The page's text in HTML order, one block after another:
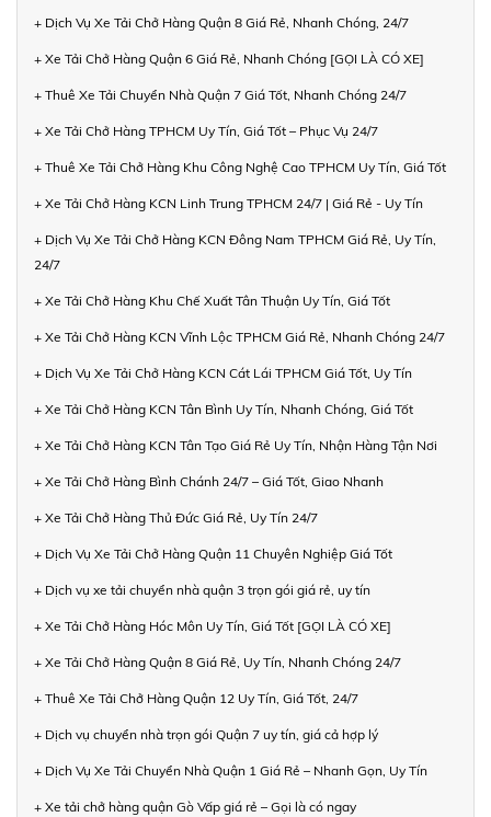
+ Dịch Vụ Xe Tải Chở Hàng Quận 8 Giá Rẻ, Nhanh Chóng, 24/7
+ Xe Tải Chở Hàng Quận 6 Giá Rẻ, Nhanh Chóng [GỌI LÀ CÓ XE]
+ Thuê Xe Tải Chuyển Nhà Quận 7 Giá Tốt, Nhanh Chóng 24/7
+ Xe Tải Chở Hàng TPHCM Uy Tín, Giá Tốt – Phục Vụ 24/7
+ Thuê Xe Tải Chở Hàng Khu Công Nghệ Cao TPHCM Uy Tín, Giá Tốt
+ Xe Tải Chở Hàng KCN Linh Trung TPHCM 24/7 | Giá Rẻ - Uy Tín
+ Dịch Vụ Xe Tải Chở Hàng KCN Đông Nam TPHCM Giá Rẻ, Uy Tín,
24/7
+ Xe Tải Chở Hàng Khu Chế Xuất Tân Thuận Uy Tín, Giá Tốt
+ Xe Tải Chở Hàng KCN Vĩnh Lộc TPHCM Giá Rẻ, Nhanh Chóng 24/7
+ Dịch Vụ Xe Tải Chở Hàng KCN Cát Lái TPHCM Giá Tốt, Uy Tín
+ Xe Tải Chở Hàng KCN Tân Bình Uy Tín, Nhanh Chóng, Giá Tốt
+ Xe Tải Chở Hàng KCN Tân Tạo Giá Rẻ Uy Tín, Nhận Hàng Tận Nơi
+ Xe Tải Chở Hàng Bình Chánh 24/7 – Giá Tốt, Giao Nhanh
+ Xe Tải Chở Hàng Thủ Đức Giá Rẻ, Uy Tín 24/7
+ Dịch Vụ Xe Tải Chở Hàng Quận 11 Chuyên Nghiệp Giá Tốt
+ Dịch vụ xe tải chuyển nhà quận 3 trọn gói giá rẻ, uy tín
+ Xe Tải Chở Hàng Hóc Môn Uy Tín, Giá Tốt [GỌI LÀ CÓ XE]
+ Xe Tải Chở Hàng Quận 8 Giá Rẻ, Uy Tín, Nhanh Chóng 24/7
+ Thuê Xe Tải Chở Hàng Quận 12 Uy Tín, Giá Tốt, 24/7
+ Dịch vụ chuyển nhà trọn gói Quận 7 uy tín, giá cả hợp lý
+ Dịch Vụ Xe Tải Chuyển Nhà Quận 1 Giá Rẻ – Nhanh Gọn, Uy Tín
+ Xe tải chở hàng quận Gò Vấp giá rẻ – Gọi là có ngay